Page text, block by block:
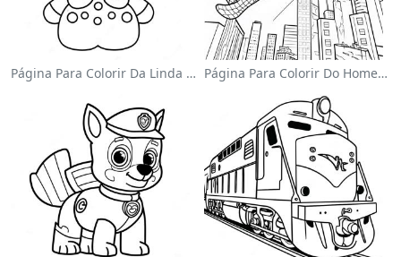
Página Para Colorir Da Linda Hello Kitty Com Laço Página Para Colorir Do Homem-Aranha Balançando Pela Cidade